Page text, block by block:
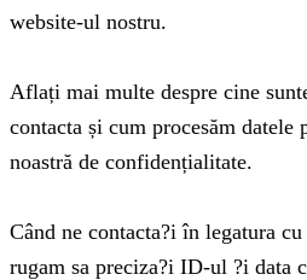
website-ul nostru.
Aflați mai multe despre cine
contacta și cum procesăm datele
noastră de confidențialitate.
Când ne contacta?i în legatura
rugam sa preciza?i ID-ul ?i data